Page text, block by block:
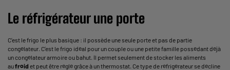
Le réfrigérateur une porte
C’est le frigo le plus basique : il possède une seule porte et pas de partie
congélateur. C’est le frigo idéal pour un couple ou une petite famille possédant déjà
uncongélateur armoireou bahut. Il permet seulement de stocker les aliments
aufroid et peut être réglé grâce à un thermostat. Ce type de réfrigérateur se décline